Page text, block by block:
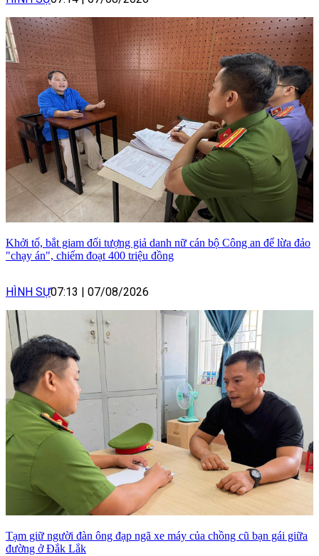
Khởi tố, bắt giam đối tượng giả danh nữ cán bộ Công an để lừa đảo
"chạy án", chiếm đoạt 400 triệu đồng
HÌNH SỰ07:13 07/08/2026
Tạm giữ người đàn ông đạp ngã xe máy của chồng cũ bạn gái giữa
đường ở Đắk Lắk